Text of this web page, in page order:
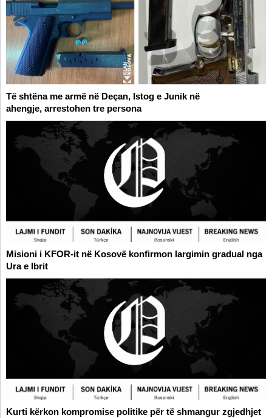
Të shtëna me armë në Deçan, Istog e Junik në
ahengje, arrestohen tre persona
Misioni i KFOR-it në Kosovë konfirmon largimin gradual nga
Ura e Ibrit
Kurti kërkon kompromise politike për të shmangur zgjedhjet